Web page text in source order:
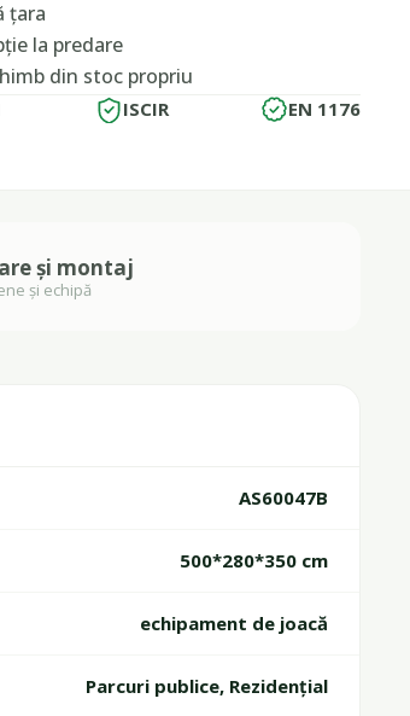
țara
la predare
din stoc propriu
ISCIR EN 1176
AS60047B
500*280*350 cm
echipament de joacă
Parcuri publice, Rezidențial
și montaj
și echipă